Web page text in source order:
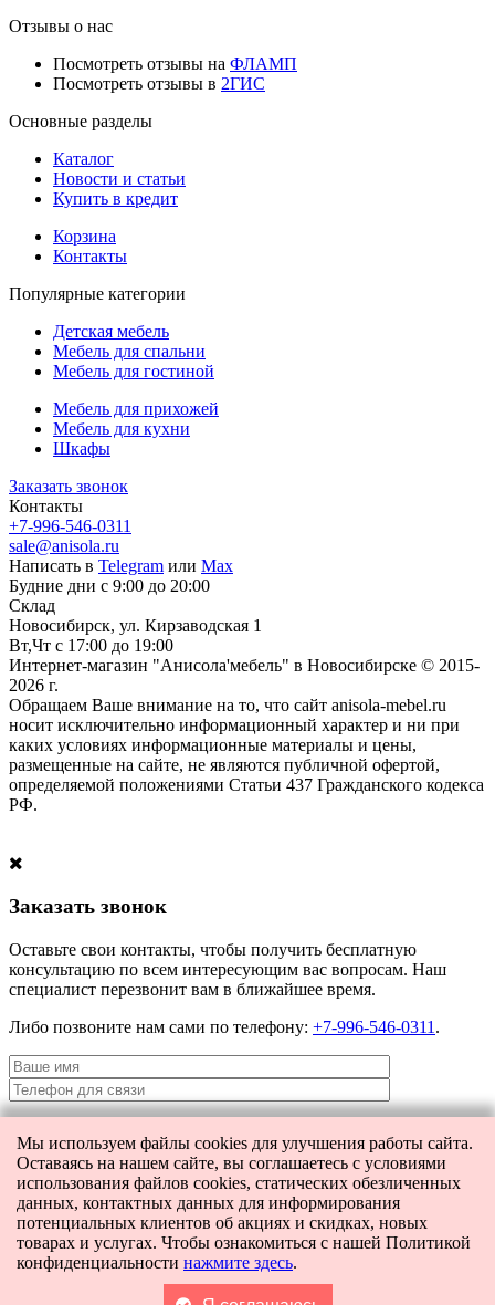
Отзывы о нас
Посмотреть отзывы на ФЛАМП
Посмотреть отзывы в 2ГИС
Основные разделы
Каталог
Новости и статьи
Купить в кредит
Корзина
Контакты
Популярные категории
Детская мебель
Мебель для спальни
Мебель для гостиной
Мебель для прихожей
Мебель для кухни
Шкафы
Заказать звонок
Контакты
+7-996-546-0311
sale@anisola.ru
Написать в Telegram или Max
Будние дни с 9:00 до 20:00
Склад
Новосибирск, ул. Кирзаводская 1
Вт,Чт с 17:00 до 19:00
Интернет-магазин "Анисола'мебель" в Новосибирске © 2015-
2026 г.
Обращаем Ваше внимание на то, что сайт anisola-mebel.ru
носит исключительно информационный характер и ни при
каких условиях информационные материалы и цены,
размещенные на сайте, не являются публичной офертой,
определяемой положениями Статьи 437 Гражданского кодекса
РФ.
Заказать звонок
Оставьте свои контакты, чтобы получить бесплатную
консультацию по всем интересующим вас вопросам. Наш
специалист перезвонит вам в ближайшее время.
Либо позвоните нам сами по телефону: +7-996-546-0311 .
Я даю согласие наобработку персональных данныхи согласие на
передачу этих данных третьим лицам.
[contact-form-7 404 "Not Found"]
Поиск
Мы используем файлы cookies для улучшения работы сайта.
Оставаясь на нашем сайте, вы соглашаетесь с условиями
использования файлов cookies, статических обезличенных
данных, контактных данных для информирования
потенциальных клиентов об акциях и скидках, новых
товарах и услугах. Чтобы ознакомиться с нашей Политикой
конфиденциальности нажмите здесь.